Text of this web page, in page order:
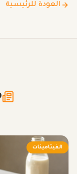
العودة للرئيسية
الفيتامينات